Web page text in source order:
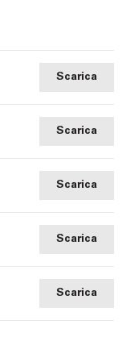
Scarica
Scarica
Scarica
Scarica
Scarica